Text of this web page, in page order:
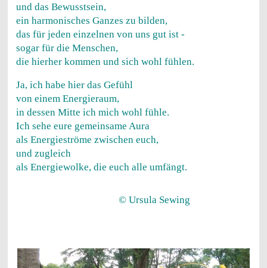
und das Bewusstsein,
ein harmonisches Ganzes zu bilden,
das für jeden einzelnen von uns gut ist -
sogar für die Menschen,
die hierher kommen und sich wohl fühlen.
Ja, ich habe hier das Gefühl
von einem Energieraum,
in dessen Mitte ich mich wohl fühle.
Ich sehe eure gemeinsame Aura
als Energieströme zwischen euch,
und zugleich
als Energiewolke, die euch alle umfängt.
© Ursula Sewing